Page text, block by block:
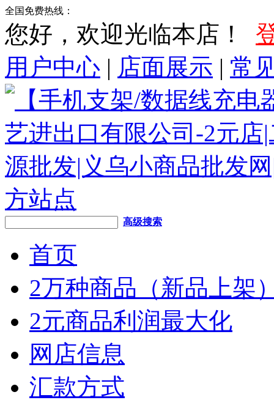
全国免费热线：
您好，欢迎光临本店！
用户中心 | 店面展示 | 常
高级搜索
首页
2万种商品（新品上架
2元商品利润最大化
网店信息
汇款方式